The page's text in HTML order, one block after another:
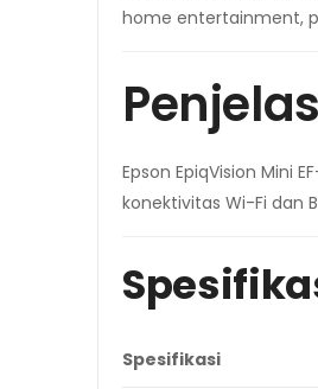
home entertainment,
Epson EpiqVision Mini
konektivitas Wi-Fi dan
Spesifikasi